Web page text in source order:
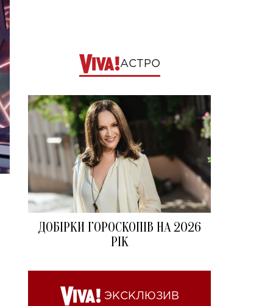
АСТРО
ДОБІРКИ ГОРОСКОПІВ НА 2026
РІК
ЭКСКЛЮЗИВ